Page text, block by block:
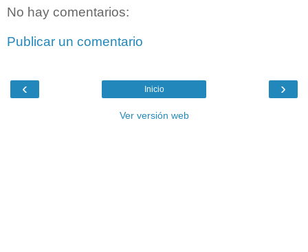
No hay comentarios:
Publicar un comentario
‹ ›
Inicio
Ver versión web